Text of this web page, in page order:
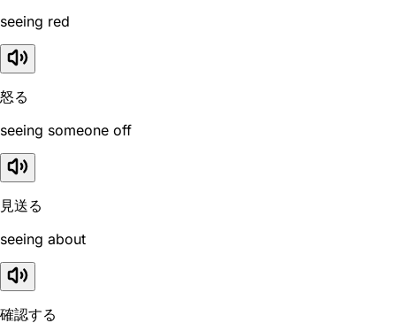
seeing red
怒る
seeing someone off
見送る
seeing about
確認する